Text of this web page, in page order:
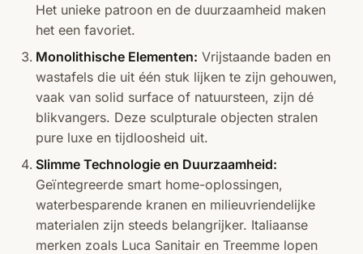
Het unieke patroon en de duurzaamheid maken
het een favoriet.
Monolithische Elementen: Vrijstaande baden en
wastafels die uit één stuk lijken te zijn gehouwen,
vaak van solid surface of natuursteen, zijn dé
blikvangers. Deze sculpturale objecten stralen
pure luxe en tijdloosheid uit.
Slimme Technologie en Duurzaamheid:
Geïntegreerde smart home-oplossingen,
waterbesparende kranen en milieuvriendelijke
materialen zijn steeds belangrijker. Italiaanse
merken zoals Luca Sanitair en Treemme lopen